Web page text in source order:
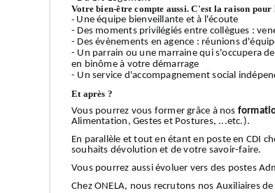
Votre bien-être compte aussi. C'est la raison
- Une équipe bienveillante et à l'écoute
- Des moments privilégiés entre collègues :
- Des évènements en agence : réunions
- Un parrain ou une marraine qui s'occupera
en binôme à votre démarrage
- Un service d'accompagnement social
Et après ?
Vous pourrez vous former grâce à nos
Alimentation, Gestes et Postures, ...etc.).
En parallèle et tout en étant en poste en CDI
souhaits dévolution et de votre savoir-faire.
Vous pourrez aussi évoluer vers des postes
Chez ONELA, nous recrutons nos Auxiliaires de